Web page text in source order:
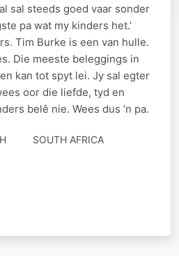
sal steeds goed vaar sonder
pa wat my kinders het.’
Tim Burke is een van hulle.
Die meeste beleggings in
kan tot spyt lei. Jy sal egter
oor die liefde, tyd en
belê nie. Wees dus ‘n pa.
SOUTH AFRICA